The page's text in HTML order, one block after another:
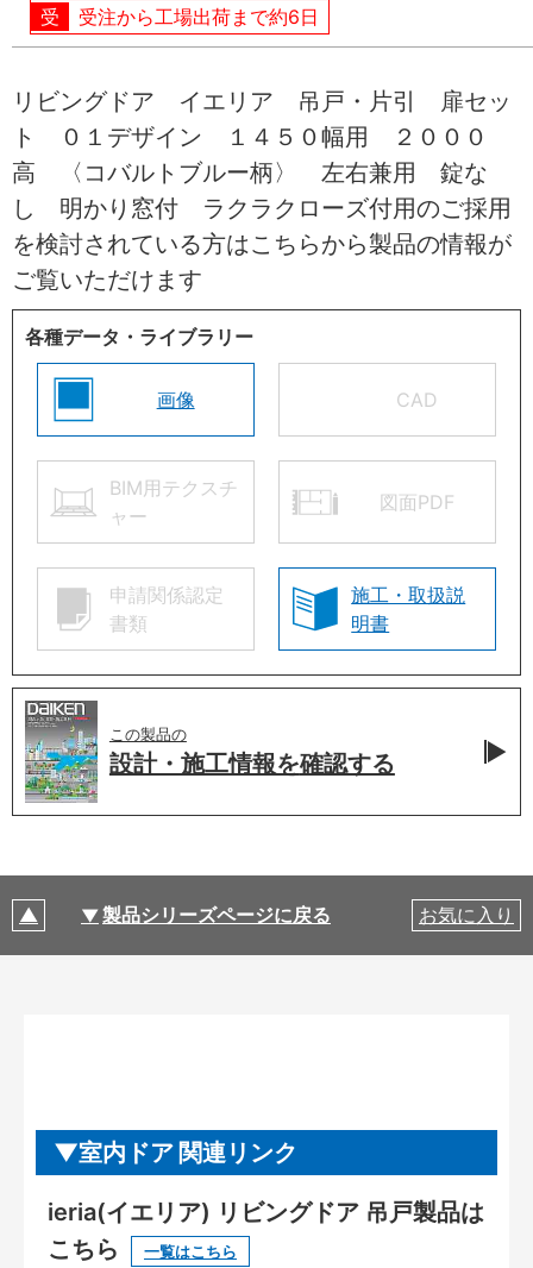
受注から工場出荷まで約6日
リビングドア イエリア 吊戸・片引 扉セッ
ト ０１デザイン １４５０幅用 ２０００
高 〈コバルトブルー柄〉 左右兼用 錠な
し 明かり窓付 ラクラクローズ付用のご採用
を検討されている方はこちらから製品の情報が
ご覧いただけます
各種データ・ライブラリー
画像 CAD
BIM用テクスチ
ャー
図面PDF
申請関係認定
書類
施工・取扱説
明書
この製品の
設計・施工情報を確認する
製品シリーズページに戻る お気に入り
室内ドア 関連リンク
ieria(イエリア) リビングドア 吊戸製品は
こちら
一覧はこちら